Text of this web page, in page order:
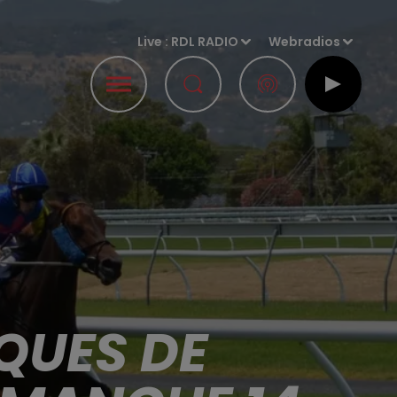
Live : RDL RADIO Webradios
DE